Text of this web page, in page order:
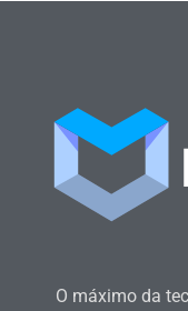
O máximo da